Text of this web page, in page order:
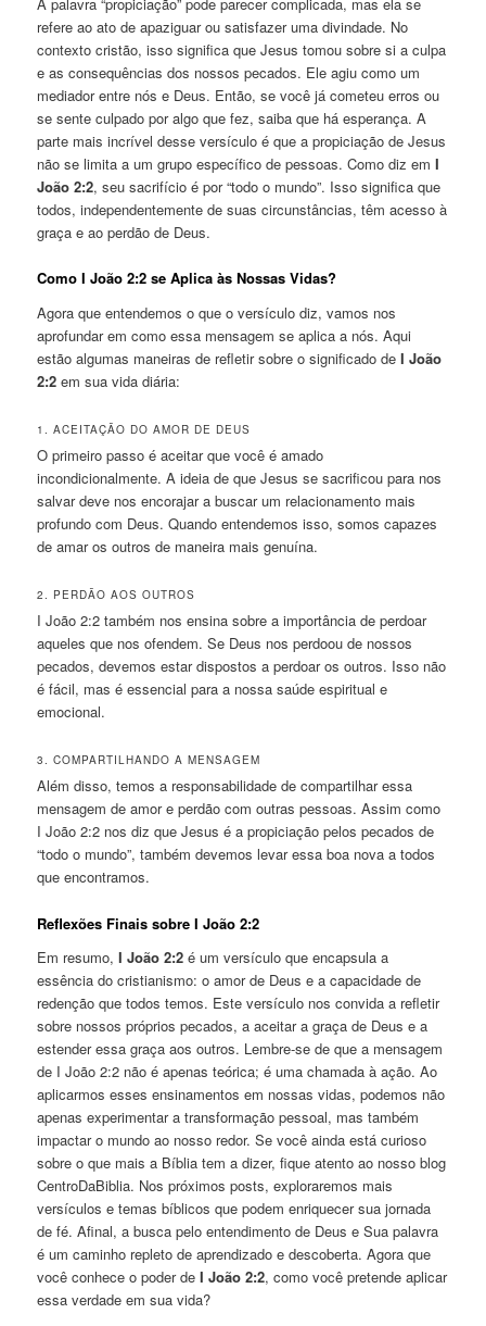
A palavra “propiciação” pode parecer complicada, mas ela se
refere ao ato de apaziguar ou satisfazer uma divindade. No
contexto cristão, isso significa que Jesus tomou sobre si a culpa
e as consequências dos nossos pecados. Ele agiu como um
mediador entre nós e Deus. Então, se você já cometeu erros ou
se sente culpado por algo que fez, saiba que há esperança. A
parte mais incrível desse versículo é que a propiciação de Jesus
não se limita a um grupo específico de pessoas. Como diz emI
João 2:2, seu sacrifício é por “todo o mundo”. Isso significa que
todos, independentemente de suas circunstâncias, têm acesso à
graça e ao perdão de Deus.
Como I João 2:2 se Aplica às Nossas Vidas?
Agora que entendemos o que o versículo diz, vamos nos
aprofundar em como essa mensagem se aplica a nós. Aqui
estão algumas maneiras de refletir sobre o significado deI João
2:2 em sua vida diária:
1. ACEITAÇÃO DO AMOR DE DEUS
O primeiro passo é aceitar que você é amado
incondicionalmente. A ideia de que Jesus se sacrificou para nos
salvar deve nos encorajar a buscar um relacionamento mais
profundo com Deus. Quando entendemos isso, somos capazes
de amar os outros de maneira mais genuína.
2. PERDÃO AOS OUTROS
I João 2:2 também nos ensina sobre a importância de perdoar
aqueles que nos ofendem. Se Deus nos perdoou de nossos
pecados, devemos estar dispostos a perdoar os outros. Isso não
é fácil, mas é essencial para a nossa saúde espiritual e
emocional.
3. COMPARTILHANDO A MENSAGEM
Além disso, temos a responsabilidade de compartilhar essa
mensagem de amor e perdão com outras pessoas. Assim como
I João 2:2 nos diz que Jesus é a propiciação pelos pecados de
“todo o mundo”, também devemos levar essa boa nova a todos
que encontramos.
Reflexões Finais sobre I João 2:2
Em resumo,I João 2:2 é um versículo que encapsula a
essência do cristianismo: o amor de Deus e a capacidade de
redenção que todos temos. Este versículo nos convida a refletir
sobre nossos próprios pecados, a aceitar a graça de Deus e a
estender essa graça aos outros. Lembre-se de que a mensagem
de I João 2:2 não é apenas teórica; é uma chamada à ação. Ao
aplicarmos esses ensinamentos em nossas vidas, podemos não
apenas experimentar a transformação pessoal, mas também
impactar o mundo ao nosso redor. Se você ainda está curioso
sobre o que mais a Bíblia tem a dizer, fique atento ao nosso blog
CentroDaBiblia. Nos próximos posts, exploraremos mais
versículos e temas bíblicos que podem enriquecer sua jornada
de fé. Afinal, a busca pelo entendimento de Deus e Sua palavra
é um caminho repleto de aprendizado e descoberta. Agora que
você conhece o poder deI João 2:2, como você pretende aplicar
essa verdade em sua vida?